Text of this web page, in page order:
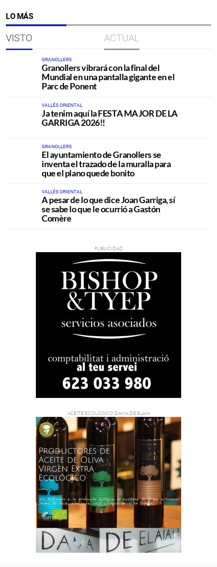
LO MÁS
VISTO ACTUAL
GRANOLLERS
Granollers vibrará con la final del
Mundial en una pantalla gigante en el
Parc de Ponent
VALLÉS ORIENTAL
Ja tenim aquí la FESTA MAJOR DE LA
GARRIGA 2026!!
GRANOLLERS
El ayuntamiento de Granollers se
inventa el trazado de la muralla para
que el plano quede bonito
VALLÉS ORIENTAL
A pesar de lo que dice Joan Garriga, sí
se sabe lo que le ocurrió a Gastón
Comère